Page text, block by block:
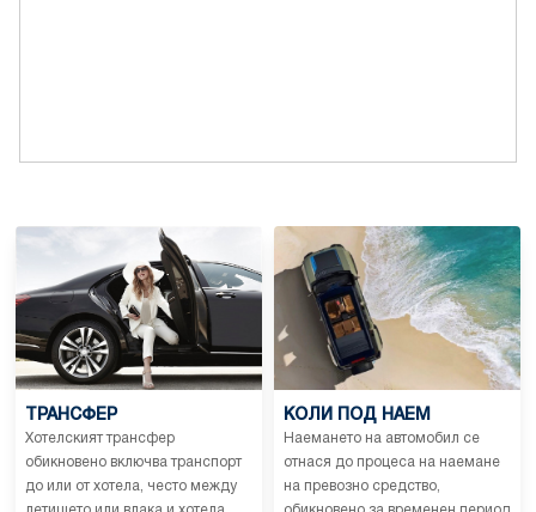
ТРАНСФЕР
Хотелският трансфер
обикновено включва транспорт
до или от хотела, често между
КОЛИ ПОД НАЕМ
Наемането на автомобил се
отнася до процеса на наемане
на превозно средство,